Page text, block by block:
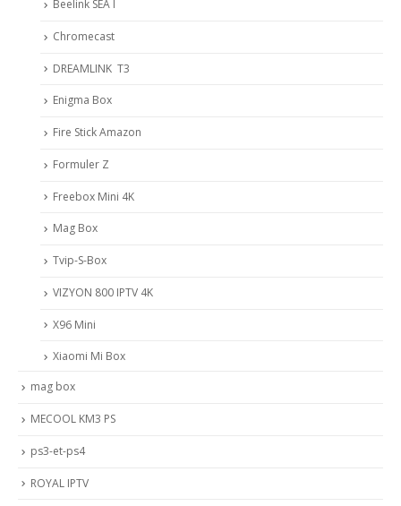
Beelink SEA I
Chromecast
DREAMLINK T3
Enigma Box
Fire Stick Amazon
Formuler Z
Freebox Mini 4K
Mag Box
Tvip-S-Box
VIZYON 800 IPTV 4K
X96 Mini
Xiaomi Mi Box
mag box
MECOOL KM3 PS
ps3-et-ps4
ROYAL IPTV